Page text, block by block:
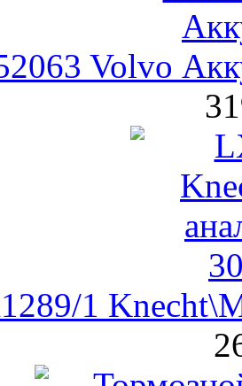
Volvo
1